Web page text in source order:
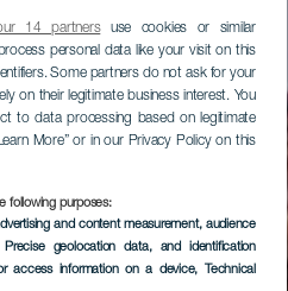
14 partnersuse cookies or similar
personal data like your visit on this
Some partners do not ask for your
on their legitimate business interest. You
to data processing based on legitimate
More” or in our Privacy Policy on this
following purposes:
and content measurement, audience
geolocation data, and identification
access information on a device, Technical
PARK